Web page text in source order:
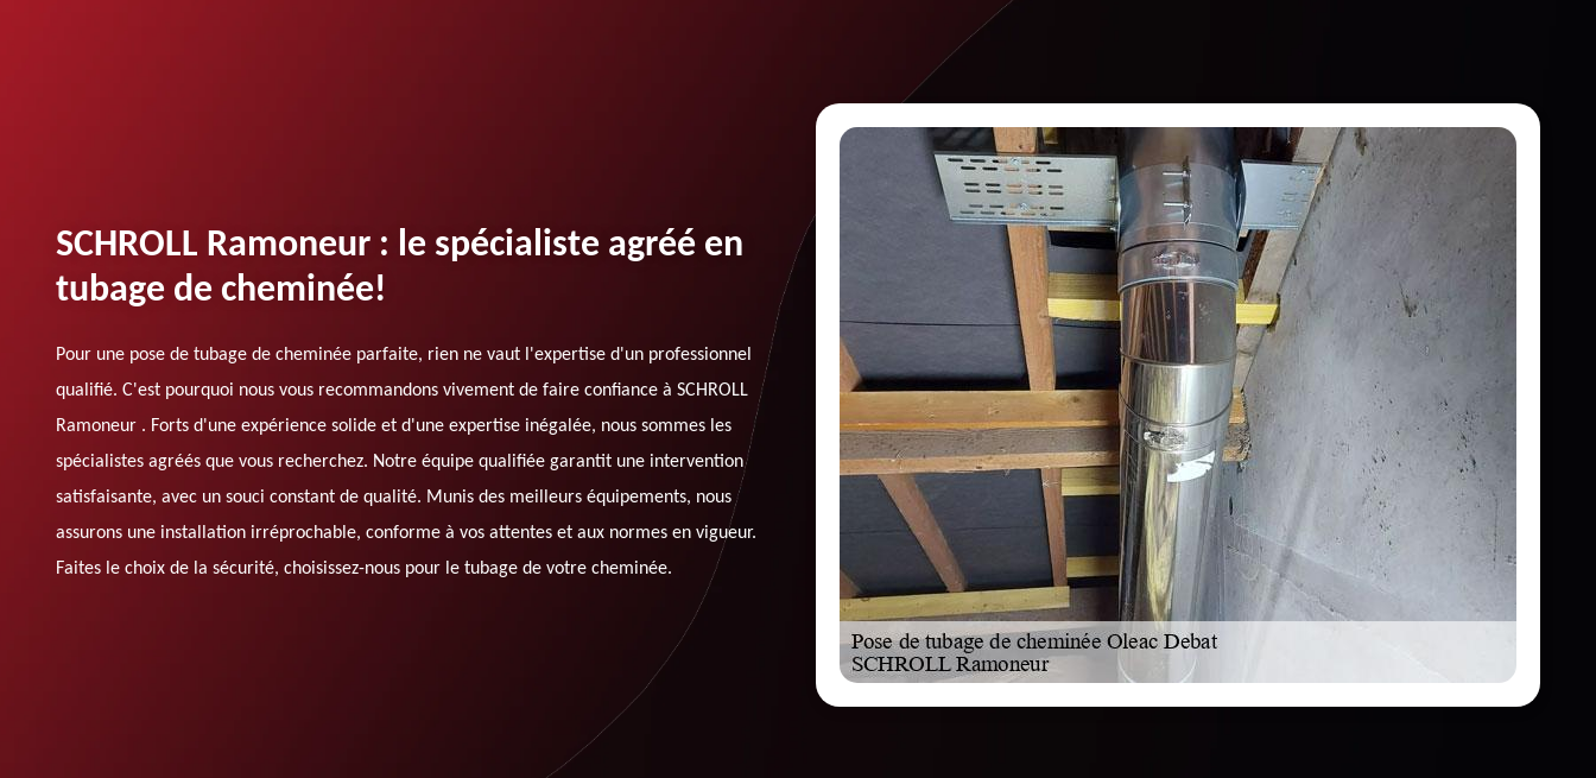
SCHROLL Ramoneur : le spécialiste agréé en
tubage de cheminée!
Pour une pose de tubage de cheminée parfaite, rien ne vaut l'expertise d'un professionnel
qualifié. C'est pourquoi nous vous recommandons vivement de faire confiance à SCHROLL
Ramoneur . Forts d'une expérience solide et d'une expertise inégalée, nous sommes les
spécialistes agréés que vous recherchez. Notre équipe qualifiée garantit une intervention
satisfaisante, avec un souci constant de qualité. Munis des meilleurs équipements, nous
assurons une installation irréprochable, conforme à vos attentes et aux normes en vigueur.
Faites le choix de la sécurité, choisissez-nous pour le tubage de votre cheminée.